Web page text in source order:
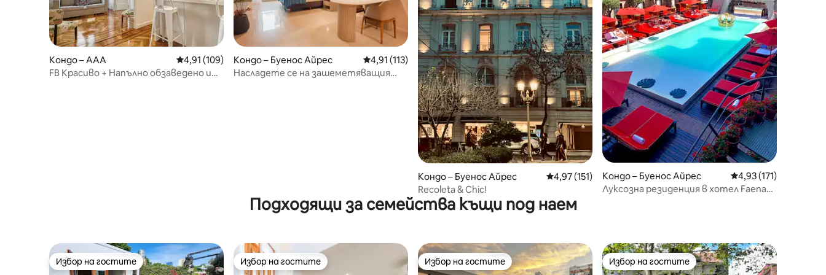
Кондо – AAA Средна оценка: 4,91 от 5, 109 отзива
4,91 (109)
FB Красиво + Напълно обзаведено и
Кондо – Буенос Айрес Средна оценка: 4,91 от 5, 113 отзива
4,91 (113)
Насладете се на зашеметяващия
Кондо – Буенос Айрес Средна оценка: 4,97 от 5, 151 отзива
4,97 (151)
Recoleta & Chic!
Кондо – Буенос Айрес Средна оценка: 4,93
4,93 (171)
Луксозна резиденция в хотел Faena
Подходящи за семейства къщи под наем
Избор на гостите
Избор на гостите Избор на гостите
Избор на гостите Избор на гостите
Избор на гостите Избор на гостите
Избор на гостите